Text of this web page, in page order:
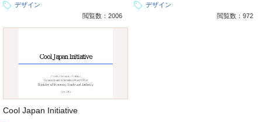
デザイン
閲覧数：2006
デザイン
閲覧数：972
Cool Japan Initiative